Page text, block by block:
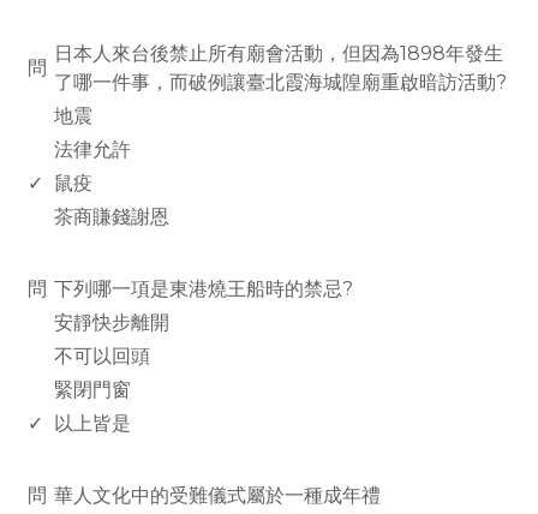
問
日本人來台後禁止所有廟會活動，但因為1898年發生
了哪一件事，而破例讓臺北霞海城隍廟重啟暗訪活動?
地震
法律允許
✓
鼠疫
茶商賺錢謝恩
問 下列哪一項是東港燒王船時的禁忌?
安靜快步離開
不可以回頭
緊閉門窗
✓
以上皆是
問 華人文化中的受難儀式屬於一種成年禮